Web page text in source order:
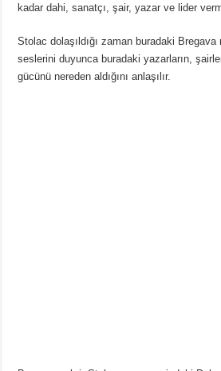
kadar dahi, sanatçı, şair, yazar ve lider
Stolac dolaşıldığı zaman buradaki Bregava
seslerini duyunca buradaki yazarların,
gücünü nereden aldığını anlaşılır.